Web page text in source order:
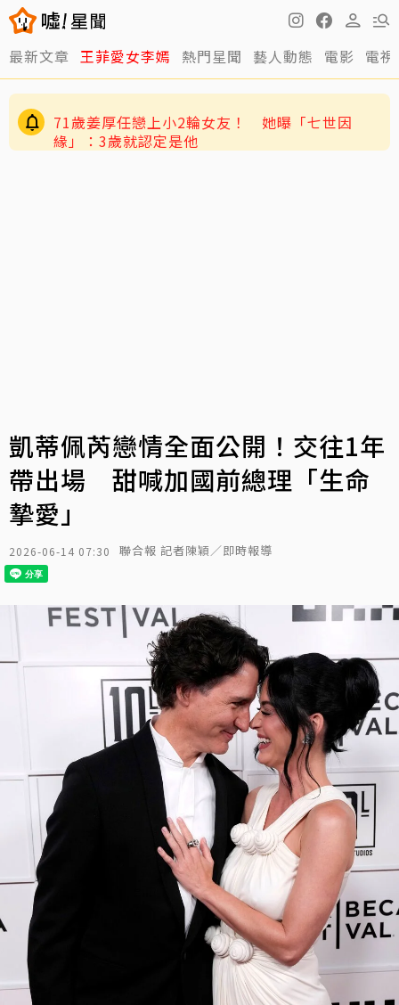
最新文章 王菲愛女李嫣 熱門星聞 藝人動態 電影 電視
71歲姜厚任戀上小2輪女友！ 她曝「七世因
緣」：3歲就認定是他
凱蒂佩芮戀情全面公開！交往1年
帶出場 甜喊加國前總理「生命
摯愛」
2026-06-14 07:30 聯合報 記者陳穎／即時報導